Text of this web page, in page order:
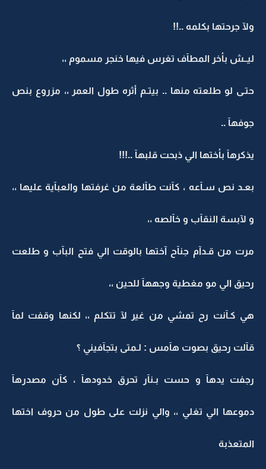
ولآ جرحتها بكلمه ..!!
ليــش بأخر المطآف تغرس فيها خنجر مسموم ،،
حتـى لو طلعته منها .. بيتـم أثره طول العمر ،، مزروع بنص
جوفهآ ..
يذكرهآ بأختها الي ذبحت قلبهآ ..!!!
بعـد نص سـآعه ، كآنت طآلعة من غرفتها والعبآية عليها ،،
و لآبسة النقآب و خآلصه ،،
مرت من قـدآم جنآح آختها بالوقت الي فتح البآب و طلعت
رحيق الي مو مغطية وجههآ للحين ،،
هي كـآنت رح تمشي من غير لآ تتكلم ،، لكنها وقفت لمآ
قآلت رحيق بصوت هآمس : لـمتى بتجآفيني ؟
رجفت يدهآ و حست بـنآر تحرق خدودهآ ، كآن مصدرهآ
دموعها الي تغلي ،، والي نزلت على طول من حروف اختها
المتعذبة